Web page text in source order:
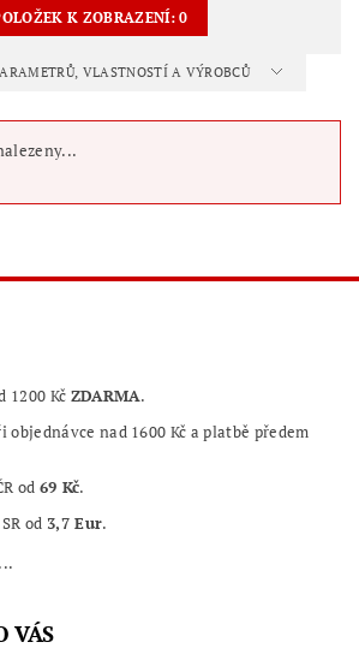
K ZOBRAZENÍ:0
VLASTNOSTÍ A VÝROBCŮ
1200 Kč ZDARMA.
objednávce nad 1600 Kč a platbě předem
od 69 Kč.
od 3,7 Eur.
VÁS